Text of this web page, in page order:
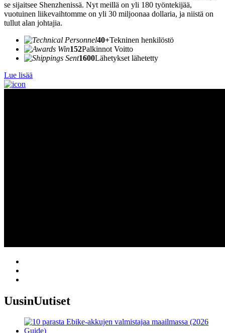
se sijaitsee Shenzhenissä. Nyt meillä on yli 180 työntekijää,
vuotuinen liikevaihtomme on yli 30 miljoonaa dollaria, ja niistä on
tullut alan johtajia.
40+Tekninen henkilöstö
152Palkinnot Voitto
1600Lähetykset lähetetty
Lue lisää
UusinUutiset